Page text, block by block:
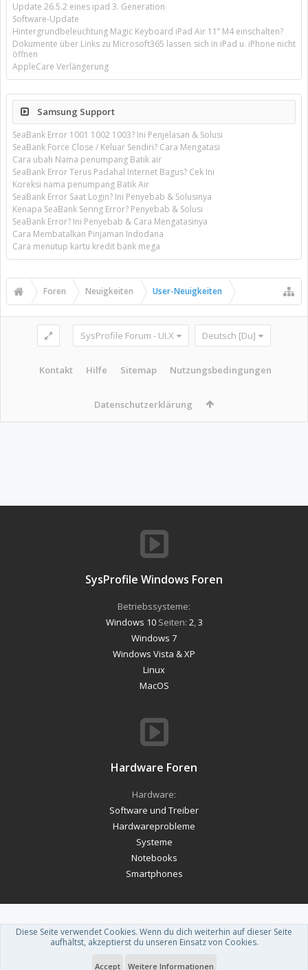
Update 26.5.2 eines ipad 3. Generation
Software-Update
Hintergrundbeleuchtung Magic Keyboard iPad Air 11’’ M4 einschalten?
Dokumente über Links zu Microsoft365 lassen sich in iPad u. iPhone nicht
öffnen
AppleCare Verlängerung
Samsung Support
SeaBank Error 1001 1002 1003? Ini Penjelasan & Solusi
SeaBank Force Close / Keluar Sendiri? Cara Mengatasi
Cara ubah Nama penumpang Batik air
SeaBank Error Terus Padahal Internet Bagus? Cek Ini
Koreksi nama penumpang Batik Air
SeaBank Error Saat Login? Ini Penyebab & Solusinya
Kenapa SeaBank Sering Error? Penyebab & Solusi
SeaBank Error? Ini Penyebab & Cara Mengatasinya
Cara Membatalkan Pinjaman Indodana
Cara menutup kartu kredit bank mega
Foren Neuigkeiten User-Neuigkeiten
SysProfile Forum - UI.X Deutsch [Du]
Kontakt Hilfe Sitemap Nutzungsbedingungen
Datenschutzerklärung
SysProfile Windows Foren
Betriebssysteme:
Windows 10Seiten: 2 3
Windows 7
Windows Vista & XP
Linux
MacOS
Hardware Foren
Hardware:
Software und Treiber
Hardwareprobleme
Systeme
Notebooks
Smartphones
Forum software by XenForo™-Deutsch von xenDach
Theme designed by ThemeHouse.
Diese Seite verwendet Cookies. Wenn du dich weiterhin auf dieser Seite
aufhältst, akzeptierst du unseren Einsatz von Cookies.
Accept Weitere Informationen